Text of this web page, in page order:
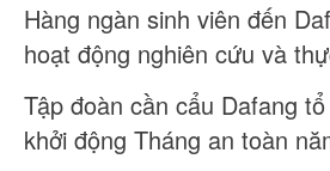
Hàng ngàn sinh viên đến
hoạt động nghiên cứu và
Tập đoàn cần cẩu Dafang
khởi động Tháng an toàn